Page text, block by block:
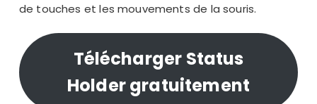
de touches et les mouvements de la souris.
Télécharger Status
Holder gratuitement